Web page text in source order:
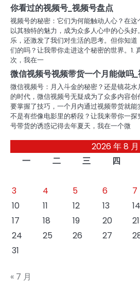
你看过的视频号_视频号盘点
视频号的秘密：它们为何能触动人心？在
以其独特的魅力，成为众多人心中的心头
乐，还激发了我们对生活的思考。但你知
们的吗？让我带你走进这个秘密的世界。1.
次，我在一
微信视频号视频带货一个月能做吗
微信视频号：月入斗金的秘密？还是镜花
的时代，微信视频号无疑成为了众多内容
要掌握了技巧，一个月内通过视频带货就
不是有些像电影里的桥段？让我来带你一
号带货的诱惑记得去年夏天，我在一个微
2026 年 8 月
一
二 三 四
3
4 5 6 7
10
11 12 13 14
17
18 19 20 21
24
25 26 27
31
« 7 月